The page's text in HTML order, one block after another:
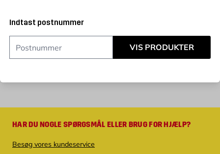
Indtast postnummer
VIS PRODUKTER
HAR DU NOGLE SPØRGSMÅL ELLER BRUG FOR HJÆLP?
Besøg vores kundeservice